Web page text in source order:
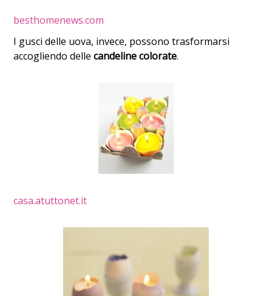
besthomenews.com
I gusci delle uova, invece, possono trasformarsi
accogliendo dellecandeline colorate.
casa.atuttonet.it